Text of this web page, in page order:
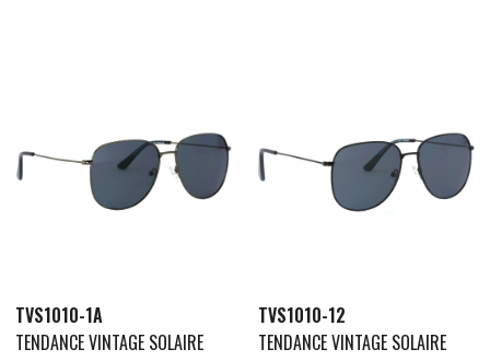
TVS1010-1A
TENDANCE VINTAGE SOLAIRE
TVS1010-12
TENDANCE VINTAGE SOLAIRE